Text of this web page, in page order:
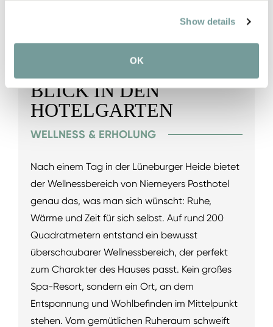
Show details
OK
ENTSPANNUNG MIT
BLICK IN DEN
HOTELGARTEN
WELLNESS & ERHOLUNG
Nach einem Tag in der Lüneburger Heide bietet
der Wellnessbereich von Niemeyers Posthotel
genau das, was man sich wünscht: Ruhe,
Wärme und Zeit für sich selbst. Auf rund 200
Quadratmetern entstand ein bewusst
überschaubarer Wellnessbereich, der perfekt
zum Charakter des Hauses passt. Kein großes
Spa-Resort, sondern ein Ort, an dem
Entspannung und Wohlbefinden im Mittelpunkt
stehen. Vom gemütlichen Ruheraum schweift